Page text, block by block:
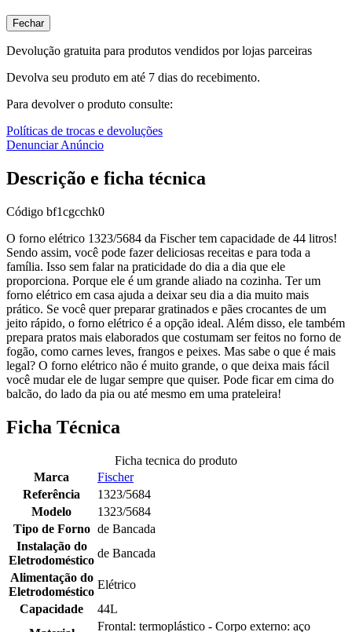
Fechar
Devolução gratuita para produtos vendidos por lojas parceiras
Devolva seu produto em até 7 dias do recebimento.
Para devolver o produto consulte:
Políticas de trocas e devoluções
Denunciar Anúncio
Descrição e ficha técnica
Código bf1cgcchk0
O forno elétrico 1323/5684 da Fischer tem capacidade de 44 litros!
Sendo assim, você pode fazer deliciosas receitas e para toda a
família. Isso sem falar na praticidade do dia a dia que ele
proporciona. Porque ele é um grande aliado na cozinha. Ter um
forno elétrico em casa ajuda a deixar seu dia a dia muito mais
prático. Se você quer preparar gratinados e pães crocantes de um
jeito rápido, o forno elétrico é a opção ideal. Além disso, ele também
prepara pratos mais elaborados que costumam ser feitos no forno de
fogão, como carnes leves, frangos e peixes. Mas sabe o que é mais
legal? O forno elétrico não é muito grande, o que deixa mais fácil
você mudar ele de lugar sempre que quiser. Pode ficar em cima do
balcão, do lado da pia ou até mesmo em uma prateleira!
Ficha Técnica
Ficha tecnica do produto
Marca
Fischer
Referência
1323/5684
Modelo
1323/5684
Tipo de Forno de Bancada
Instalação do
Eletrodoméstico
de Bancada
Alimentação do
Eletrodoméstico
Elétrico
Capacidade
44L
Frontal: termoplástico - Corpo externo: aço